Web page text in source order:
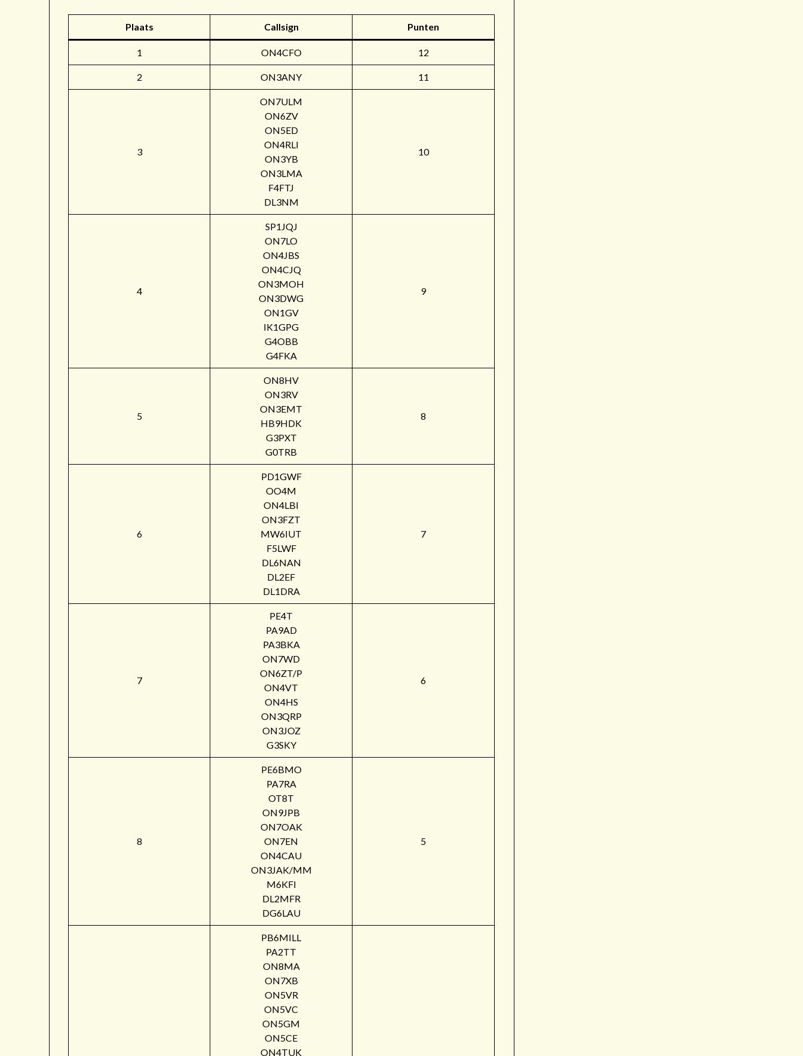
Plaats Callsign Punten
1 ON4CFO 12
2 ON3ANY 11
3
ON7ULM
ON6ZV
ON5ED
ON4RLI
ON3YB
ON3LMA
F4FTJ
DL3NM
10
4
SP1JQJ
ON7LO
ON4JBS
ON4CJQ
ON3MOH
ON3DWG
ON1GV
IK1GPG
G4OBB
G4FKA
9
5
ON8HV
ON3RV
ON3EMT
HB9HDK
G3PXT
G0TRB
8
6
PD1GWF
OO4M
ON4LBI
ON3FZT
MW6IUT
F5LWF
DL6NAN
DL2EF
DL1DRA
7
7
PE4T
PA9AD
PA3BKA
ON7WD
ON6ZT/P
ON4VT
ON4HS
ON3QRP
ON3JOZ
G3SKY
6
8
PE6BMO
PA7RA
OT8T
ON9JPB
ON7OAK
ON7EN
ON4CAU
ON3JAK/MM
M6KFI
DL2MFR
DG6LAU
5
PB6MILL
PA2TT
ON8MA
ON7XB
ON5VR
ON5VC
ON5GM
ON5CE
ON4TUK